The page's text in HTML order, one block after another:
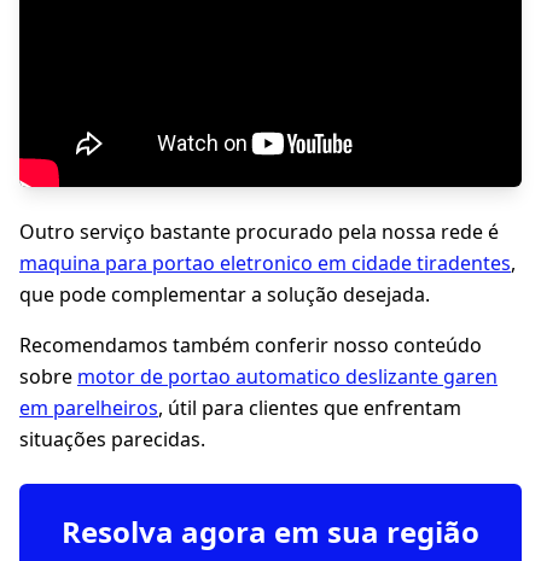
Outro serviço bastante procurado pela nossa rede é
maquina para portao eletronico em cidade tiradentes,
que pode complementar a solução desejada.
Recomendamos também conferir nosso conteúdo
sobre motor de portao automatico deslizante garen
em parelheiros, útil para clientes que enfrentam
situações parecidas.
Resolva agora em sua região